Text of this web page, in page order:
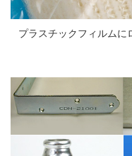
プラスチックフィルムに